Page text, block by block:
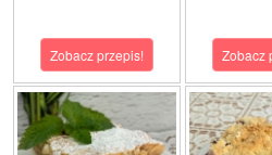
Zobacz przepis! Zobacz